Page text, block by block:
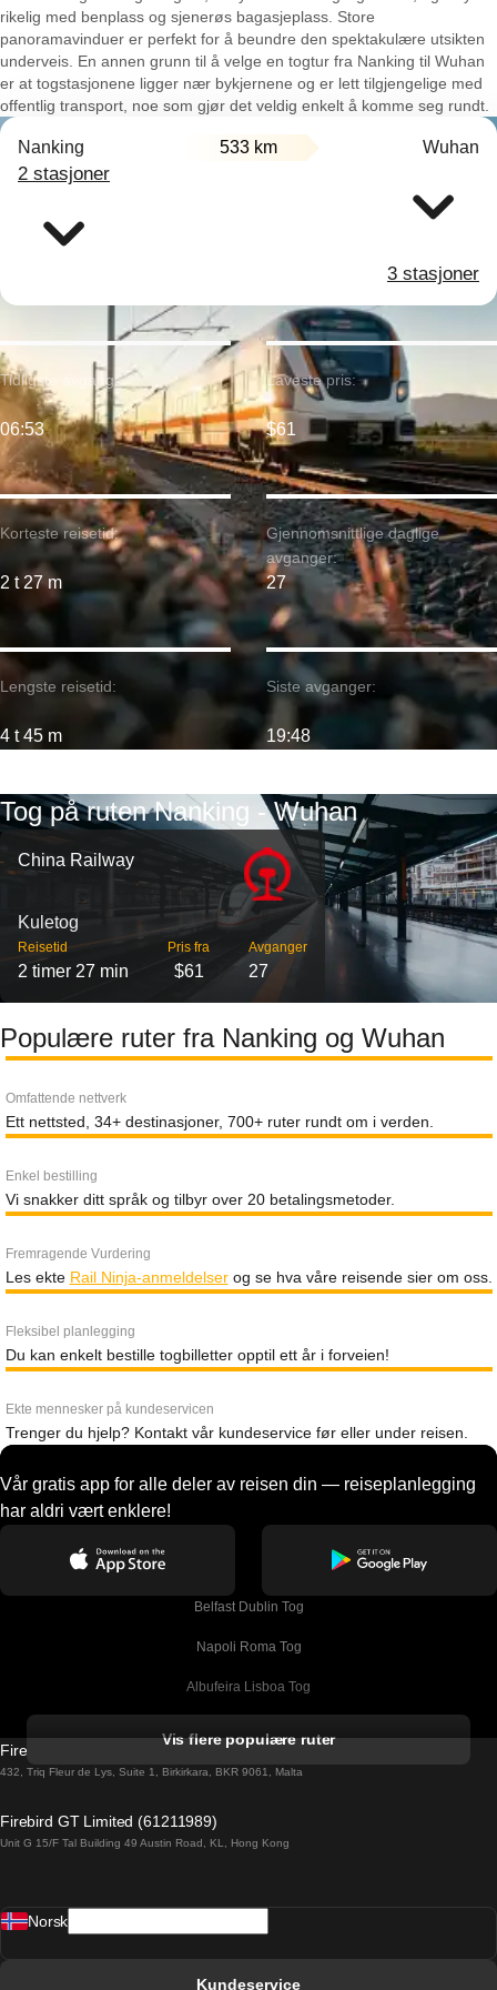
rikelig med benplass og sjenerøs bagasjeplass. Store
panoramavinduer er perfekt for å beundre den spektakulære utsikten
underveis. En annen grunn til å velge en togtur fra Nanking til Wuhan
er at togstasjonene ligger nær bykjernene og er lett tilgjengelige med
offentlig transport, noe som gjør det veldig enkelt å komme seg rundt.
Nanking 533 km Wuhan
2 stasjoner
3 stasjoner
Korteste reisetid:
2 t 27 m
Tidligste avgang:
06:53
Lengste reisetid:
4 t 45 m
Laveste pris:
$61
Gjennomsnittlige daglige
avganger:
27
Siste avganger:
19:48
Tog på ruten Nanking - Wuhan
China Railway
Kuletog
Reisetid
2 timer 27 min
Pris fra
$61
Avganger
27
Populære ruter fra Nanking og Wuhan
Omfattende nettverk
Ett nettsted, 34+ destinasjoner, 700+ ruter rundt om i verden.
Enkel bestilling
Vi snakker ditt språk og tilbyr over 20 betalingsmetoder.
Fremragende Vurdering
Les ekte Rail Ninja-anmeldelserog se hva våre reisende sier om oss.
Fleksibel planlegging
Du kan enkelt bestille togbilletter opptil ett år i forveien!
Ekte mennesker på kundeservicen
Trenger du hjelp? Kontakt vår kundeservice før eller under reisen.
Vår gratis app for alle deler av reisen din — reiseplanlegging
har aldri vært enklere!
Belfast Dublin Tog
Napoli Roma Tog
Albufeira Lisboa Tog
Barcelona Madrid Tog
Barcelona Sevilla Tog
Vis flere populære ruter
Firebird GT Limited (OC 1451)
432, Triq Fleur de Lys, Suite 1, Birkirkara, BKR 9061, Malta
Firebird GT Limited (61211989)
Unit G 15/F Tal Building 49 Austin Road, KL, Hong Kong
Norsk
Kundeservice